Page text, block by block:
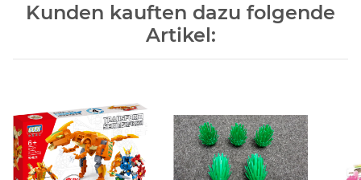
Kunden kauften dazu folgende
Artikel: